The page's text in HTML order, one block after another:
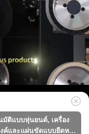
มัติแบบหุ่นยนต์, เครื่อง
ค์และแผ่นขัดแบบยืดหยุ่น